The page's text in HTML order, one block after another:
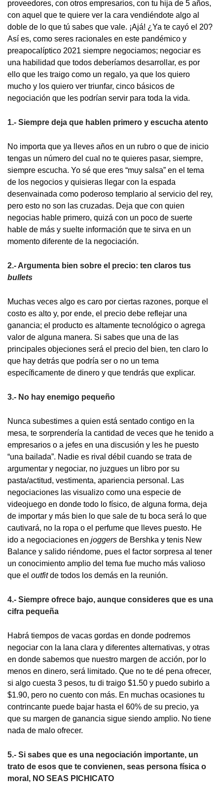
proveedores, con otros empresarios, con tu hija de 5 años,
con aquel que te quiere ver la cara vendiéndote algo al
doble de lo que tú sabes que vale. ¡Ajá! ¿Ya te cayó el 20?
Así es, como seres racionales en este pandémico y
preapocalíptico 2021 siempre negociamos; negociar es
una habilidad que todos deberíamos desarrollar, es por
ello que les traigo como un regalo, ya que los quiero
mucho y los quiero ver triunfar, cinco básicos de
negociación que les podrían servir para toda la vida.
1.- Siempre deja que hablen primero y escucha atento
No importa que ya lleves años en un rubro o que de inicio
tengas un número del cual no te quieres pasar, siempre,
siempre escucha. Yo sé que eres “muy salsa” en el tema
de los negocios y quisieras llegar con la espada
desenvainada como poderoso templario al servicio del rey,
pero esto no son las cruzadas. Deja que con quien
negocias hable primero, quizá con un poco de suerte
hable de más y suelte información que te sirva en un
momento diferente de la negociación.
2.- Argumenta bien sobre el precio: ten claros tus
bullets
Muchas veces algo es caro por ciertas razones, porque el
costo es alto y, por ende, el precio debe reflejar una
ganancia; el producto es altamente tecnológico o agrega
valor de alguna manera. Si sabes que una de las
principales objeciones será el precio del bien, ten claro lo
que hay detrás que podría ser o no un tema
específicamente de dinero y que tendrás que explicar.
3.- No hay enemigo pequeño
Nunca subestimes a quien está sentado contigo en la
mesa, te sorprendería la cantidad de veces que he tenido a
empresarios o a jefes en una discusión y les he puesto
“una bailada”. Nadie es rival débil cuando se trata de
argumentar y negociar, no juzgues un libro por su
pasta/actitud, vestimenta, apariencia personal. Las
negociaciones las visualizo como una especie de
videojuego en donde todo lo físico, de alguna forma, deja
de importar y más bien lo que sale de tu boca será lo que
cautivará, no la ropa o el perfume que lleves puesto. He
ido a negociaciones en joggers de Bershka y tenis New
Balance y salido riéndome, pues el factor sorpresa al tener
un conocimiento amplio del tema fue mucho más valioso
que el outfitde todos los demás en la reunión.
4.- Siempre ofrece bajo, aunque consideres que es una
cifra pequeña
Habrá tiempos de vacas gordas en donde podremos
negociar con la lana clara y diferentes alternativas, y otras
en donde sabemos que nuestro margen de acción, por lo
menos en dinero, será limitado. Que no te dé pena ofrecer,
si algo cuesta 3 pesos, tu di traigo $1.50 y puedo subirlo a
$1.90, pero no cuento con más. En muchas ocasiones tu
contrincante puede bajar hasta el 60% de su precio, ya
que su margen de ganancia sigue siendo amplio. No tiene
nada de malo ofrecer.
5.- Si sabes que es una negociación importante, un
trato de esos que te convienen, seas persona física o
moral, NO SEAS PICHICATO